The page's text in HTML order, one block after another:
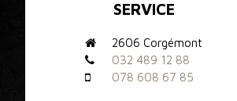
SERVICE
2606 Corgémont
032 489 12 88
078 608 67 85